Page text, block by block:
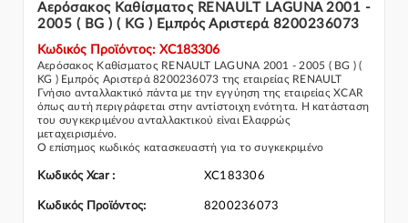
Αερόσακος Καθίσματος RENAULT LAGUNA 2001 -
2005 ( BG ) ( KG ) Εμπρός Αριστερά 8200236073
Κωδικός Προϊόντος: XC183306
Αερόσακος Καθίσματος RENAULT LAGUNA 2001 - 2005 ( BG ) (
KG ) Εμπρός Αριστερά 8200236073 της εταιρείας RENAULT
Γνήσιο ανταλλακτικό πάντα με την εγγύηση της εταιρείας XCAR
όπως αυτή περιγράφεται στην αντίστοιχη ενότητα. Η κατάσταση
του συγκεκριμένου ανταλλακτικού είναι Ελαφρώς
μεταχειρισμένο.
Ο επίσημος κωδικός κατασκευαστή για το συγκεκριμένο
Για την τοποθέτηση του συγκεκριμένου ανταλλακτικού
Σε περίπτωση που δεν γνωρίζεται αν το συγκεκριμένο
ανταλλακτικό ταιριάζει στο αυτοκίνητό σας μην διστάσετε να
Κωδικός Xcar : XC183306
Κωδικός Προϊόντος: 8200236073